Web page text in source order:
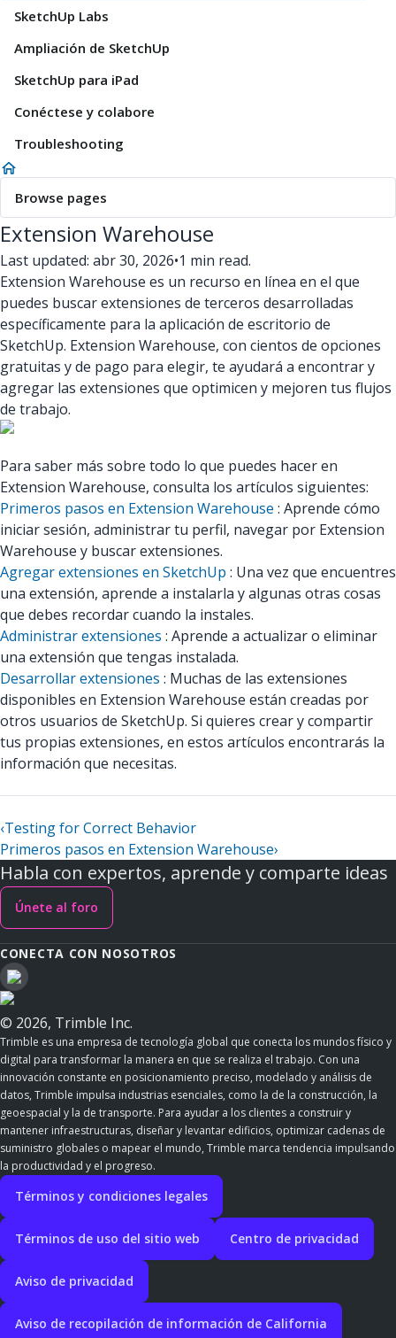
SketchUp Labs
Ampliación de SketchUp
SketchUp para iPad
Conéctese y colabore
Troubleshooting
Browse pages
Extension Warehouse
Last updated: abr 30, 2026•1 min read.
Extension Warehouse es un recurso en línea en el que
puedes buscar extensiones de terceros desarrolladas
específicamente para la aplicación de escritorio de
SketchUp. Extension Warehouse, con cientos de opciones
gratuitas y de pago para elegir, te ayudará a encontrar y
agregar las extensiones que optimicen y mejoren tus flujos
de trabajo.
Para saber más sobre todo lo que puedes hacer en
Extension Warehouse, consulta los artículos siguientes:
Primeros pasos en Extension Warehouse : Aprende cómo
iniciar sesión, administrar tu perfil, navegar por Extension
Warehouse y buscar extensiones.
Agregar extensiones en SketchUp : Una vez que encuentres
una extensión, aprende a instalarla y algunas otras cosas
que debes recordar cuando la instales.
Administrar extensiones : Aprende a actualizar o eliminar
una extensión que tengas instalada.
Desarrollar extensiones : Muchas de las extensiones
disponibles en Extension Warehouse están creadas por
otros usuarios de SketchUp. Si quieres crear y compartir
tus propias extensiones, en estos artículos encontrarás la
información que necesitas.
‹Testing for Correct Behavior
Primeros pasos en Extension Warehouse›
Habla con expertos, aprende y comparte ideas
Únete al foro
CONECTA CON NOSOTROS
© 2026, Trimble Inc.
Trimble es una empresa de tecnología global que conecta los mundos físico y
digital para transformar la manera en que se realiza el trabajo. Con una
innovación constante en posicionamiento preciso, modelado y análisis de
datos, Trimble impulsa industrias esenciales, como la de la construcción, la
geoespacial y la de transporte. Para ayudar a los clientes a construir y
mantener infraestructuras, diseñar y levantar edificios, optimizar cadenas de
suministro globales o mapear el mundo, Trimble marca tendencia impulsando
la productividad y el progreso.
Términos y condiciones legales
Términos de uso del sitio web Centro de privacidad
Aviso de privacidad
Aviso de recopilación de información de California